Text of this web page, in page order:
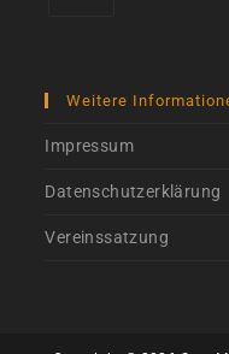
a
tab
Weitere
Impressum
Datenschutzerklärung
Vereinssatzung